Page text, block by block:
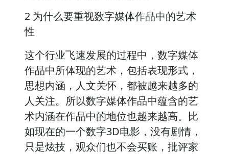
2 为什么要重视数字媒体作品中的艺术
性
这个行业飞速发展的过程中，数字媒体
作品中所体现的艺术，包括表现形式，
思想内涵，人文关怀，都被越来越多的
人关注。所以数字媒体作品中蕴含的艺
术内涵在作品中的地位也越来越高。比
如现在的一个数字3D电影，没有剧情，
只是炫技，观众们也不会买账，批评家